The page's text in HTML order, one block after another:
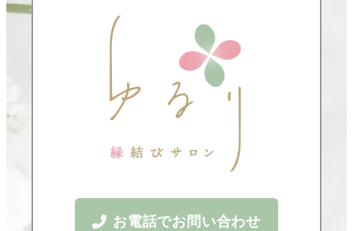
お電話でお問い合わせ